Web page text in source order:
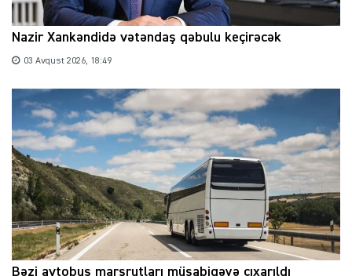
Nazir Xankəndidə vətəndaş qəbulu keçirəcək
03 Avqust 2026, 18:49
Bəzi avtobus marşrutları müsabiqəyə çıxarıldı